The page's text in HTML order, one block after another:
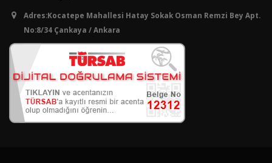
Adres:Kocatepe Mahallesi Hatay Sokak Osman Remzi Bey Apt.
No:8/34 Çankaya / Ankara